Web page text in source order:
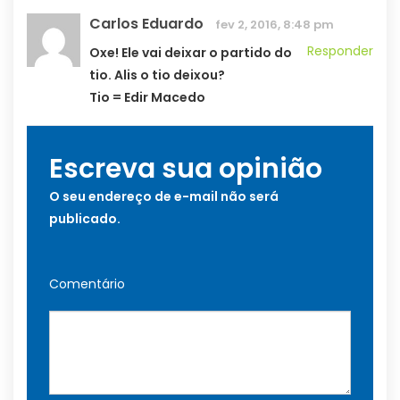
Carlos Eduardo fev 2, 2016, 8:48 pm
Responder
Oxe! Ele vai deixar o partido do
tio. Alis o tio deixou?
Tio = Edir Macedo
Escreva sua opinião
O seu endereço de e-mail não será
publicado.
Comentário